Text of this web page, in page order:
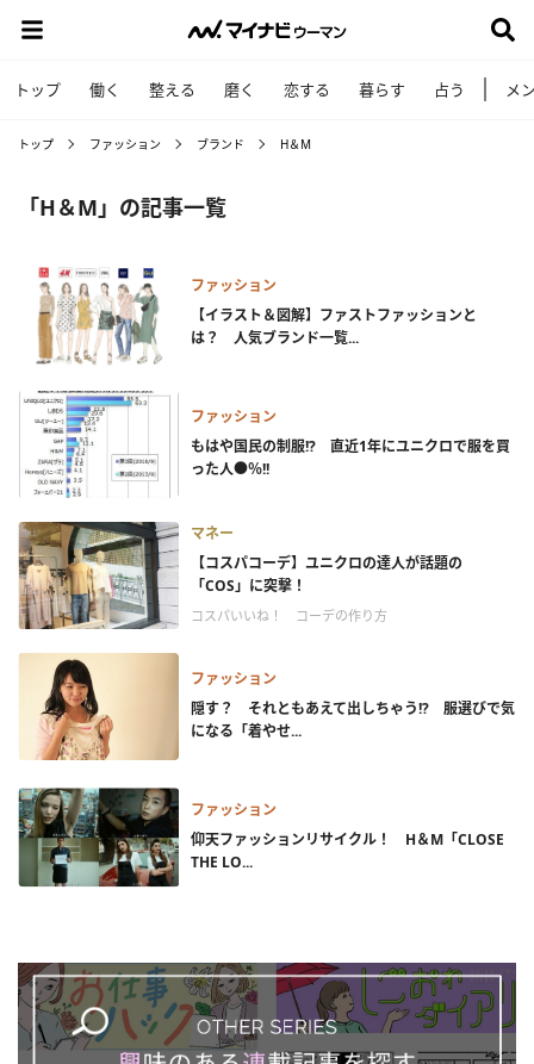
トップ 働く 整える 磨く 恋する 暮らす 占う メ
トップ ファッション ブランド H＆M
「H＆M」の記事一覧
ファッション
【イラスト＆図解】ファストファッションと
は？ 人気ブランド一覧...
ファッション
もはや国民の制服!? 直近1年にユニクロで服を買
った人●％!!
マネー
【コスパコーデ】ユニクロの達人が話題の
「COS」に突撃！
コスパいいね！ コーデの作り方
ファッション
隠す？ それともあえて出しちゃう!? 服選びで気
になる「着やせ...
ファッション
仰天ファッションリサイクル！ H＆M「CLOSE
THE LO...